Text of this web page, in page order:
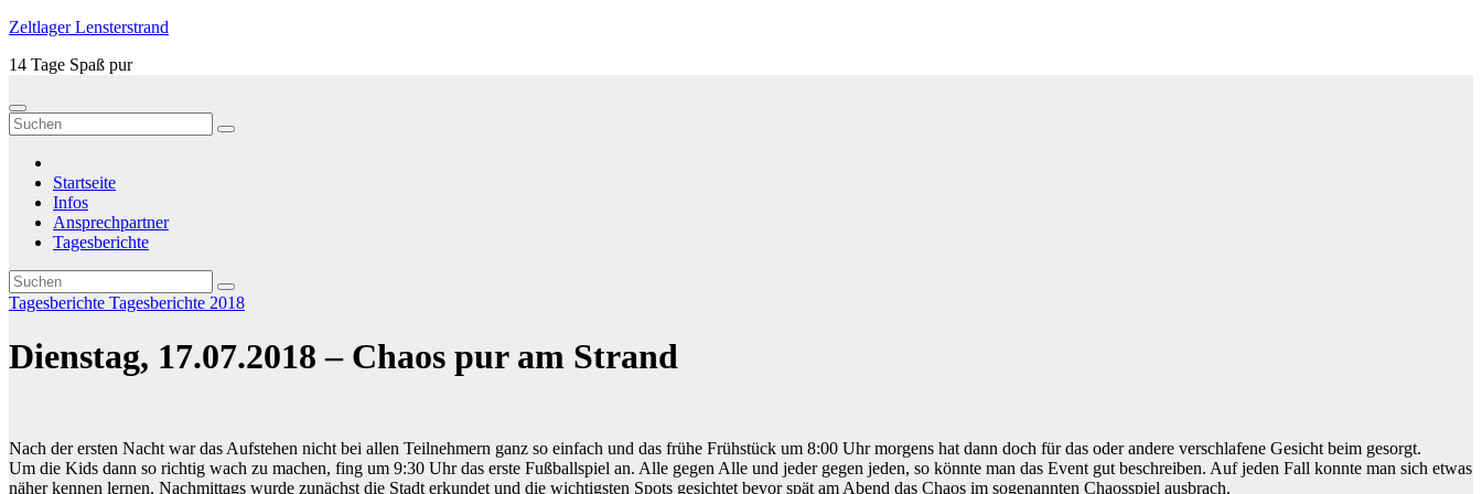
Zum
springen
Zeltlager Lensterstrand
14 Tage Spaß pur
Startseite
Infos
Ansprechpartner
Tagesberichte
Tagesberichte Tagesberichte 2018
Dienstag, 17.07.2018 – Chaos pur am Strand
Nach der ersten Nacht war das Aufstehen nicht bei allen Teilnehmern ganz so einfach und das frühe Frühstück um 8:00 Uhr morgens hat dann doch für das oder andere verschlafene Gesicht beim gesorgt.
Um die Kids dann so richtig wach zu machen, fing um 9:30 Uhr das erste Fußballspiel an. Alle gegen Alle und jeder gegen jeden, so könnte man das Event gut beschreiben. Auf jeden Fall konnte man sich etwas
näher kennen lernen. Nachmittags wurde zunächst die Stadt erkundet und die wichtigsten Spots gesichtet bevor spät am Abend das Chaos im sogenannten Chaosspiel ausbrach.